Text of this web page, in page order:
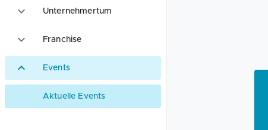
Unternehmertum
Franchise
Events
Aktuelle Events